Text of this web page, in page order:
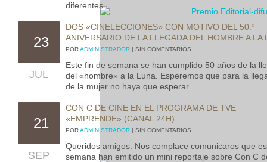
diferentes...
23
JUL
DOS «CINELECCIONES» CON MOTIVO DEL 50.º
ANIVERSARIO DE LA LLEGADA DEL HOMBRE A LA
PORADMINISTRADOR| SIN COMENTARIOS
Este fin de semana se han cumplido 50 años de la
del «hombre» a la Luna. Esperemos que para la
de la mujer no haya que esperar...
21
SEP
CON C DE CINE EN EL PROGRAMA DE TVE
«EMPRENDE» (CANAL 24H)
PORADMINISTRADOR| SIN COMENTARIOS
Queridos amigos: Nos complace comunicaros que
semana han emitido un mini reportaje sobre Con C